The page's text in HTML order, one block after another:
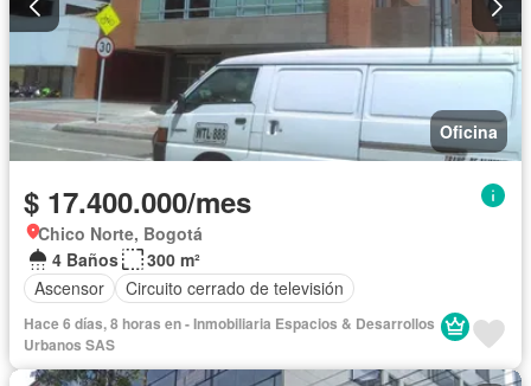
Oficina
$ 17.400.000/mes
Chico Norte, Bogotá
4 Baños
300 m²
Ascensor
Circuito cerrado de televisión
Hace 6 días, 8 horas en - Inmobiliaria Espacios & Desarrollos
Urbanos SAS